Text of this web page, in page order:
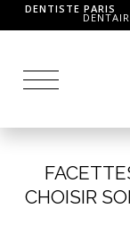
DENTISTE PARIS
CHOISIR